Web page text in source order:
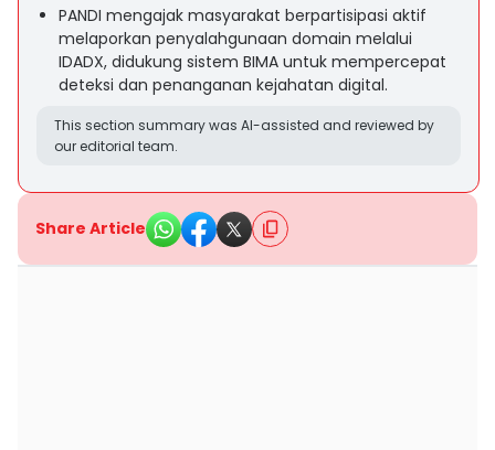
PANDI mengajak masyarakat berpartisipasi aktif
melaporkan penyalahgunaan domain melalui
IDADX, didukung sistem BIMA untuk mempercepat
deteksi dan penanganan kejahatan digital.
This section summary was AI-assisted and reviewed by
our editorial team.
Share Article